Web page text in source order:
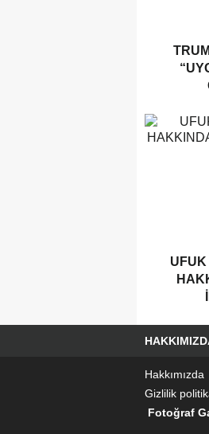
Hakkımızda
Gizlilik
Fotoğraf